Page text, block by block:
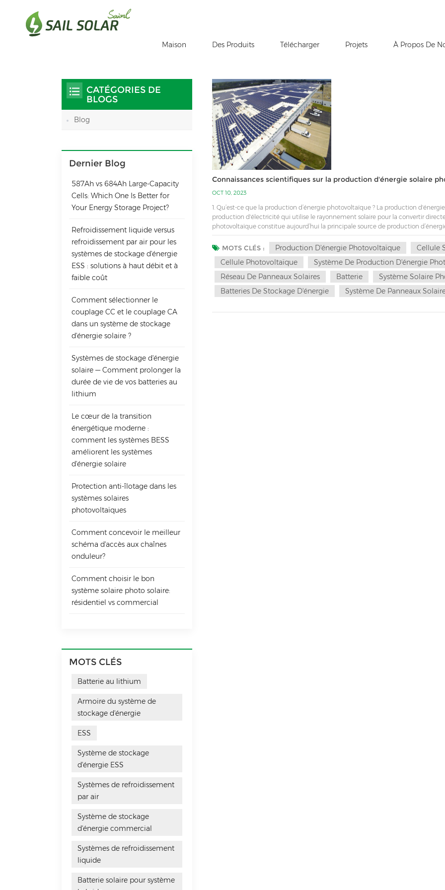
Maison Des Produits Télécharger Projets À Propos De
Connaissances scientifiques sur la production d'énergie solaire
OCT 10, 2023
1. Qu’est-ce que la production d’énergie photovoltaïque ? La production
production d'électricité qui utilise le rayonnement solaire pour la convertir
photovoltaïque constitue aujourd’hui la principale source de production
souvent aujourd’hui la production d’énergie solaire est la production d’énergie
la production d’énergie photovoltaïque ? En 1839, le Français Becquerel, 19 ans,
physiques lorsqu'il a découvert que le courant augmenterait lorsque deux
irradiées par la lumière. En 1930, Lange a proposé pour la première fois d'utiliser
solaires afin de transformer l'énergie solaire en énergie électrique. En 1932,
sulfure de cadmium ». En 1941, Audu découvre l'effet photovoltaïque sur le
aux États-Unis ont lancé une cellule solaire en silicium monocristallin avec un
et dépose un film de sulfure de nickel sur le verre pour créer une cellule solaire.
MOTS CLÉS : Production D'énergie Photovoltaïque
Cellule
Cellule Photovoltaïque
Système De Production D'énergie
Réseau De Panneaux Solaires
Batterie
Système Solaire
Batteries De Stockage D'énergie
Système De Panneaux
CATÉGORIES DE
BLOGS
Blog
Dernier Blog
587Ah vs 684Ah Large‑Capacity
Cells: Which One Is Better for
Your Energy Storage Project?
Refroidissement liquide versus
refroidissement par air pour les
systèmes de stockage d'énergie
ESS : solutions à haut débit et à
faible coût
Comment sélectionner le
couplage CC et le couplage CA
dans un système de stockage
d'énergie solaire ?
Systèmes de stockage d'énergie
solaire — Comment prolonger la
durée de vie de vos batteries au
lithium
Le cœur de la transition
énergétique moderne :
comment les systèmes BESS
améliorent les systèmes
d'énergie solaire
Protection anti-îlotage dans les
systèmes solaires
photovoltaïques
Comment concevoir le meilleur
schéma d'accès aux chaînes
onduleur?
Comment choisir le bon
système solaire photo solaire:
résidentiel vs commercial
MOTS CLÉS
Batterie au lithium
Armoire du système de
stockage d'énergie
ESS
Système de stockage
d'énergie ESS
Systèmes de refroidissement
par air
Système de stockage
d'énergie commercial
Systèmes de refroidissement
liquide
Batterie solaire pour système